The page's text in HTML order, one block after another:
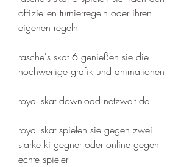
offiziellen turnierregeln oder ihren
eigenen regeln
rasche's skat 6 genießen sie die
hochwertige grafik und animationen
royal skat download netzwelt de
royal skat spielen sie gegen zwei
starke ki gegner oder online gegen
echte spieler